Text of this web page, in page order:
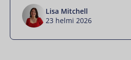
Lisa Mitchell
23 helmi 2026